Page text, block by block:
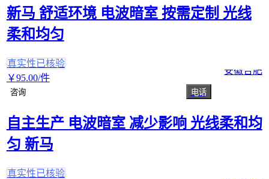
新马 舒适环境 电波暗室 按需定制 光线
柔和均匀
真实性已核验
￥95.00/件
安徽合肥
咨询 电话
自主生产 电波暗室 减少影响 光线柔和均
匀 新马
真实性已核验